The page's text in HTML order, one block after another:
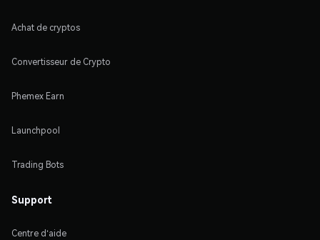
Achat de cryptos
Convertisseur de Crypto
Phemex Earn
Launchpool
Trading Bots
Support
Centre d'aide